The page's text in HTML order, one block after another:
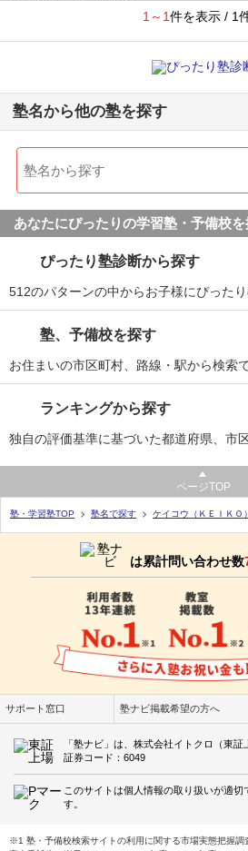
1～1件を表示 / 1
塾名から他の塾を探す
あなたにぴったりの学習塾・予備校
ぴったり塾診断から探す
512のパターンの中からお子様にぴったり
塾、予備校を探す
お住まいの市区町村、路線・駅から検索
ランキングから探す
独自の評価基準に基づいた都道府県、市
ページTOP
塾・学習塾TOP 塾名で探す ケイコウ（ＫＥＩＫＯ
は累計問い合わせ数
サポート窓口 塾ナビ掲載希望の方へ
「塾ナビ」は、株式会社イトクロ（東証
証券コード：6049
このサイトは個人情報の取り扱いが適切
す。
※1 塾・予備校検索サイトの利用に関する市場実態把握調